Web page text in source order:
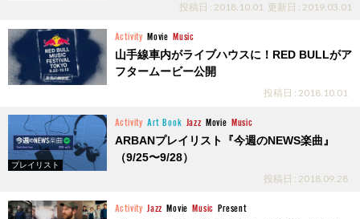
投稿日 : 2018.10.01 更新日 : 2019.03.01
Activity Movie Music
山手線車内がライブハウスに！RED BULLがア
フタームービー公開
投稿日 : 2018.10.01
プレイリスト
Activity Art Book Jazz Movie Music
ARBANプレイリスト『今週のNEWS楽曲』
（9/25〜9/28）
投稿日 : 2018.09.28
Activity Jazz Movie Music Present